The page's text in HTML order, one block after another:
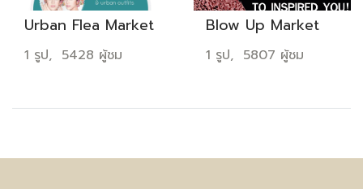
Urban Flea Market
1 รูป, 5428 ผู้ชม
Blow Up Market
1 รูป, 5807 ผู้ชม